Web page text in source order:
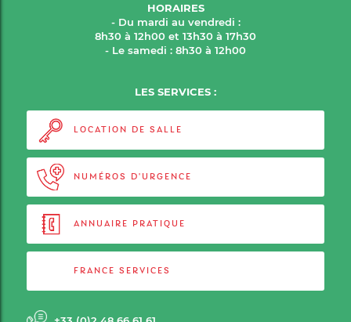
HORAIRES
- Du mardi au vendredi :
8h30 à 12h00 et 13h30 à 17h30
- Le samedi : 8h30 à 12h00
LES SERVICES :
LOCATION DE SALLE
NUMÉROS D'URGENCE
ANNUAIRE PRATIQUE
FRANCE SERVICES